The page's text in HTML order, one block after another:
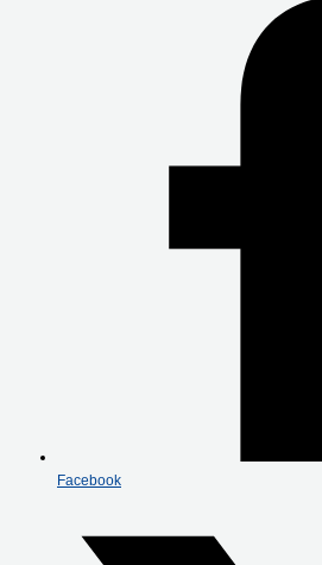
Facebook